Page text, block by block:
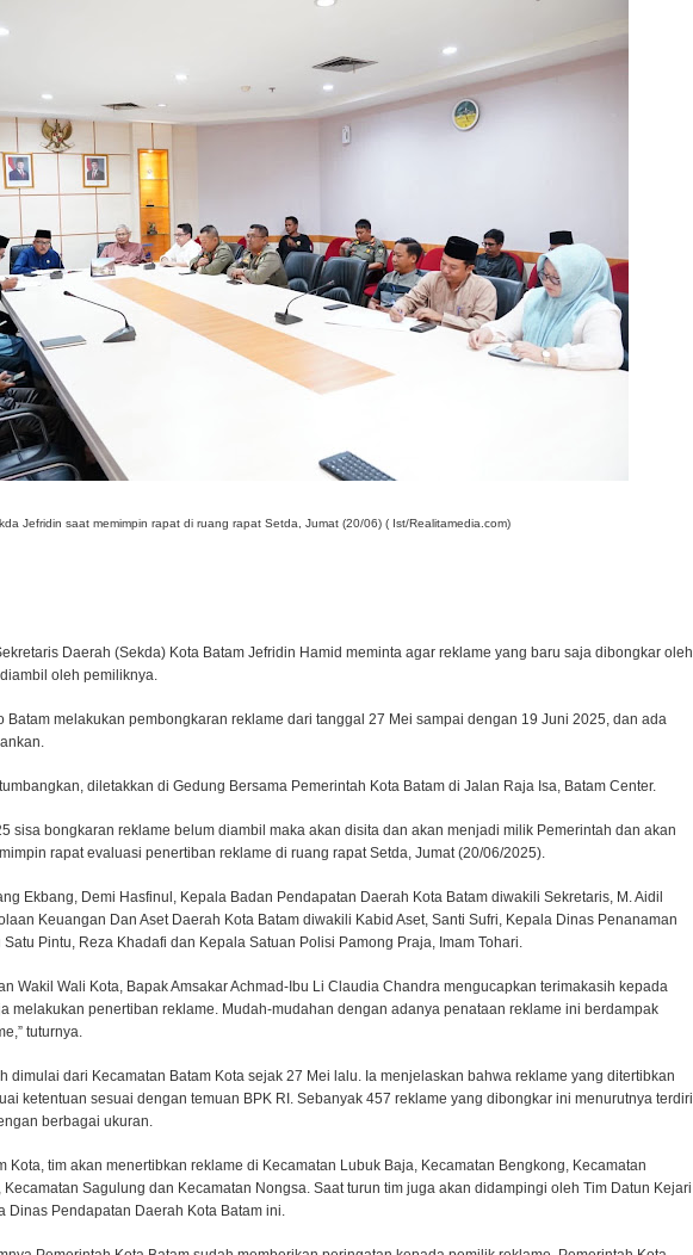
Jefridin saat memimpin rapatdi ruang rapat Setda, Jumat (20/06) ( Ist/Realitamedia.com)
Daerah (Sekda) Kota Batam Jefridin Hamid meminta agar reklame yang baru saja dibongkar oleh
oleh pemiliknya.
Batam melakukan pembongkaran reklame dari tanggal 27 Mei sampai dengan 19 Juni 2025, dan ada
diletakkan di Gedung Bersama Pemerintah Kota Batam di Jalan Raja Isa, Batam Center.
sisa bongkaran reklame belum diambil maka akan disita dan akan menjadi milik Pemerintah dan akan
rapat evaluasi penertiban reklame di ruang rapat Setda, Jumat (20/06/2025).
Ekbang, Demi Hasfinul, Kepala Badan Pendapatan Daerah Kota Batam diwakili Sekretaris, M. Aidil
Keuangan Dan Aset Daerah Kota Batam diwakili Kabid Aset, Santi Sufri, Kepala Dinas Penanaman
Pintu, Reza Khadafi dan Kepala Satuan Polisi Pamong Praja, Imam Tohari.
Wakil Wali Kota, Bapak Amsakar Achmad-Ibu Li Claudia Chandra mengucapkan terimakasih kepada
melakukan penertiban reklame. Mudah-mudahan dengan adanya penataan reklame ini berdampak
tuturnya.
dimulai dari Kecamatan Batam Kota sejak 27 Mei lalu. Ia menjelaskan bahwa reklame yang ditertibkan
ketentuan sesuai dengan temuan BPK RI. Sebanyak 457 reklame yang dibongkar ini menurutnya terdiri
berbagai ukuran.
Kota, tim akan menertibkan reklame di Kecamatan Lubuk Baja, Kecamatan Bengkong, Kecamatan
Sagulung dan Kecamatan Nongsa. Saat turun tim juga akan didampingi oleh Tim Datun Kejari
Dinas Pendapatan Daerah Kota Batam ini.